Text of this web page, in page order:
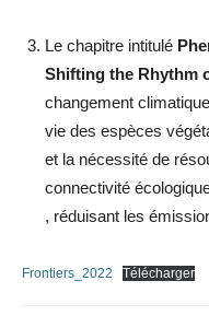
Le chapitre intitulé
Shifting the Rhythm
changement
vie des espèces
et la nécessité de
connectivité
, réduisant les
Frontiers_2022 Télécharger